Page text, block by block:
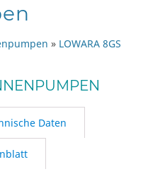
» LOWARA 8GS
Daten